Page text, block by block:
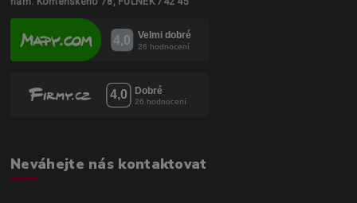
Neváhejte nás kontaktovat